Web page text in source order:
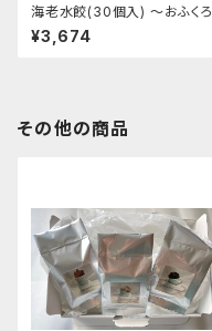
海老水餃(30個入) ～おふくろ
秘伝の味 ～
¥3,674
その他の商品